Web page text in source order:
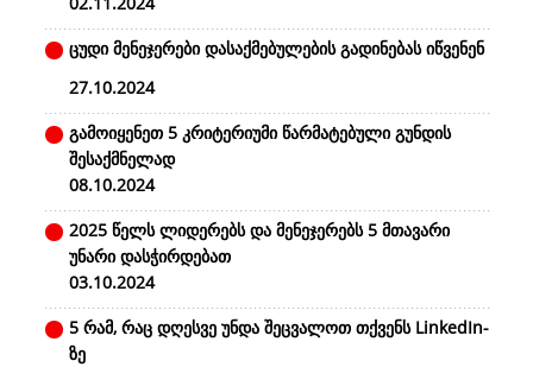
ცუდი მენეჯერები დასაქმებულების გადინებას იწვენენ
27.10.2024
გამოიყენეთ 5 კრიტერიუმი წარმატებული გუნდის
შესაქმნელად
08.10.2024
2025 წელს ლიდერებს და მენეჯერებს 5 მთავარი
უნარი დასჭირდებათ
03.10.2024
5 რამ, რაც დღესვე უნდა შეცვალოთ თქვენს LinkedIn-
ზე